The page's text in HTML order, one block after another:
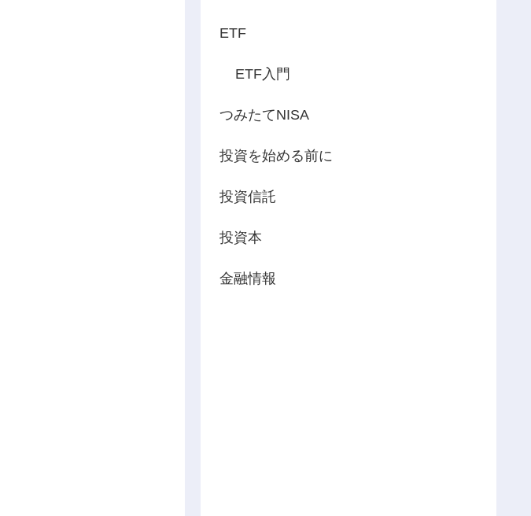
ETF
ETF入門
つみたてNISA
投資を始める前に
投資信託
投資本
金融情報